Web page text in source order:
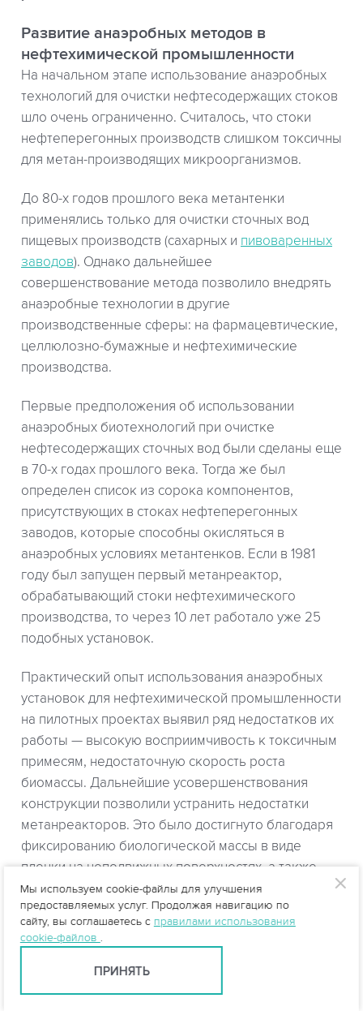
Развитие анаэробных методов в
нефтехимической промышленности
На начальном этапе использование анаэробных
технологий для очистки нефтесодержащих стоков
шло очень ограниченно. Считалось, что стоки
нефтеперегонных производств слишком токсичны
для метан-производящих микроорганизмов.
До 80-х годов прошлого века метантенки
применялись только для очистки сточных вод
пищевых производств (сахарных и пивоваренных
заводов). Однако дальнейшее
совершенствование метода позволило внедрять
анаэробные технологии в другие
производственные сферы: на фармацевтические,
целлюлозно-бумажные и нефтехимические
производства.
Первые предположения об использовании
анаэробных биотехнологий при очистке
нефтесодержащих сточных вод были сделаны еще
в 70-х годах прошлого века. Тогда же был
определен список из сорока компонентов,
присутствующих в стоках нефтеперегонных
заводов, которые способны окисляться в
анаэробных условиях метантенков. Если в 1981
году был запущен первый метанреактор,
обрабатывающий стоки нефтехимического
производства, то через 10 лет работало уже 25
подобных установок.
Практический опыт использования анаэробных
установок для нефтехимической промышленности
на пилотных проектах выявил ряд недостатков их
работы — высокую восприимчивость к токсичным
примесям, недостаточную скорость роста
биомассы. Дальнейшие усовершенствования
конструкции позволили устранить недостатки
метанреакторов. Это было достигнуто благодаря
фиксированию биологической массы в виде
пленки на неподвижных поверхностях, а также
улучшению системы циркуляции активного ила.
Новые решения и подходы к конструкции
аппаратов уменьшили их размеры, укоротили
время очистки сточной воды, увеличили нагрузку
по ХПК.
Мы используем cookie-файлы для улучшения
предоставляемых услуг. Продолжая навигацию по
сайту, вы соглашаетесь с правилами использования
cookie-файлов .
ПРИНЯТЬ